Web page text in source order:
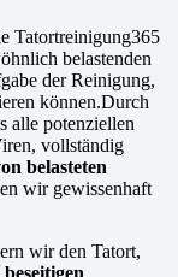
Tatortreinigung365
belastenden
der Reinigung,
können.Durch
alle potenziellen
vollständig
belasteten
wir gewissenhaft
wir den Tatort,
beseitigen